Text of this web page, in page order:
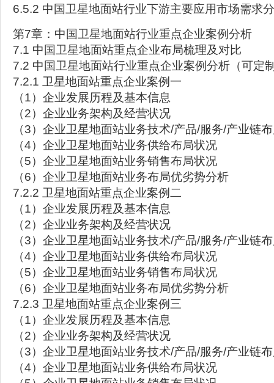
6.5.2 中国卫星地面站行业下游主要应用市场需求
第7章：中国卫星地面站行业重点企业案例分析
7.1 中国卫星地面站重点企业布局梳理及对比
7.2 中国卫星地面站行业重点企业案例分析（可定
7.2.1 卫星地面站重点企业案例一
（1）企业发展历程及基本信息
（2）企业业务架构及经营状况
（3）企业卫星地面站业务技术/产品/服务/产业链
（4）企业卫星地面站业务供给布局状况
（5）企业卫星地面站业务销售布局状况
（6）企业卫星地面站业务布局优劣势分析
7.2.2 卫星地面站重点企业案例二
（1）企业发展历程及基本信息
（2）企业业务架构及经营状况
（3）企业卫星地面站业务技术/产品/服务/产业链
（4）企业卫星地面站业务供给布局状况
（5）企业卫星地面站业务销售布局状况
（6）企业卫星地面站业务布局优劣势分析
7.2.3 卫星地面站重点企业案例三
（1）企业发展历程及基本信息
（2）企业业务架构及经营状况
（3）企业卫星地面站业务技术/产品/服务/产业链
（4）企业卫星地面站业务供给布局状况